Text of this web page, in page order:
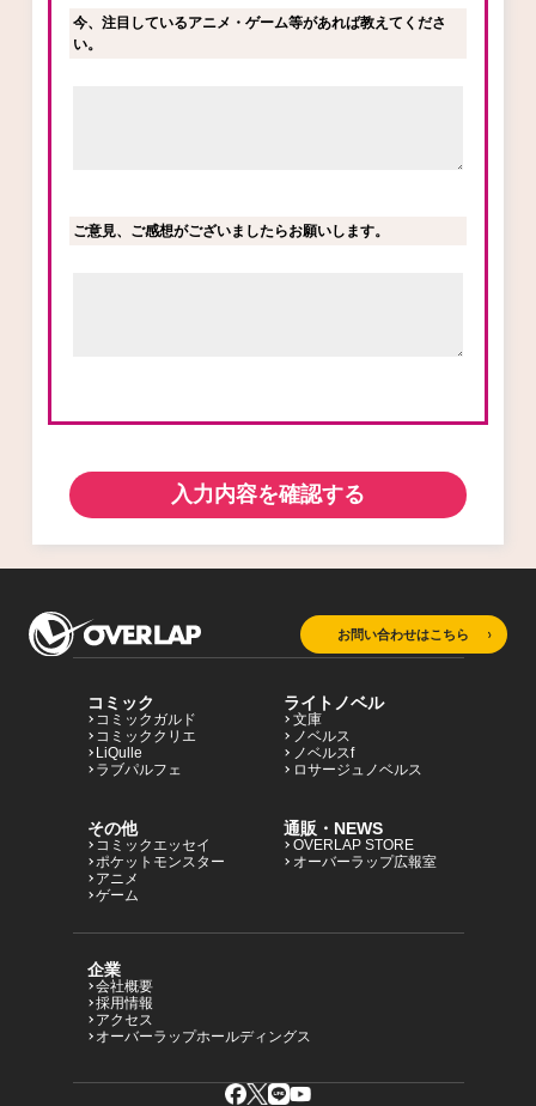
今、注目しているアニメ・ゲーム等があれば教えてくださ
い。
ご意見、ご感想がございましたらお願いします。
入力内容を確認する
お問い合わせはこちら
コミック
コミックガルド
コミッククリエ
LiQulle
ラブパルフェ
ライトノベル
文庫
ノベルス
ノベルスf
ロサージュノベルス
その他
コミックエッセイ
ポケットモンスター
アニメ
ゲーム
通販・NEWS
OVERLAP STORE
オーバーラップ広報室
企業
会社概要
採用情報
アクセス
オーバーラップホールディングス